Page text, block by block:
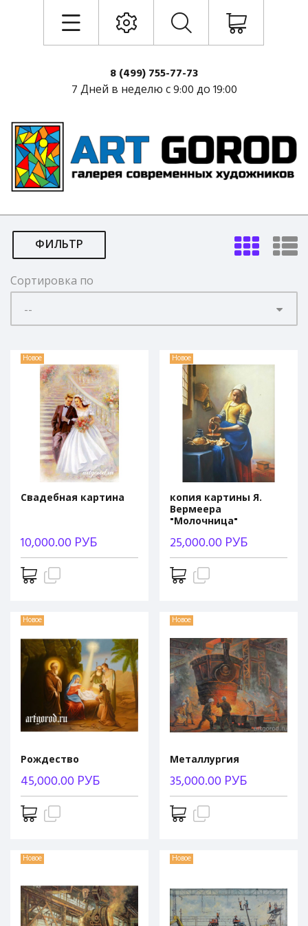
8 (499) 755-77-73
7 Дней в неделю с 9:00 до 19:00
Сортировка по
--
Новое
Свадебная картина
10,000.00 РУБ
Новое
копия картины Я.
Вермеера
"Молочница"
25,000.00 РУБ
Новое
Рождество
45,000.00 РУБ
Новое
Металлургия
35,000.00 РУБ
Новое Новое
ФИЛЬТР